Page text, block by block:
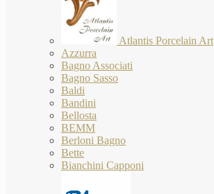
Atlantis Porcelain Art
Azzurra
Bagno Associati
Bagno Sasso
Baldi
Bandini
Bellosta
BEMM
Berloni Bagno
Bette
Bianchini Capponi